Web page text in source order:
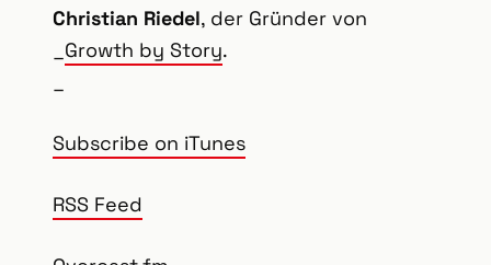
Christian Riedel, der Gründer von
Growth by Story.
Subscribe on iTunes
RSS Feed